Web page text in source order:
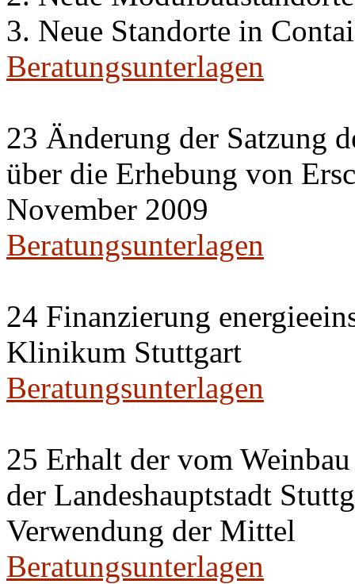
3. Neue Standorte in
Beratungsunterlagen
23 Änderung der Satzung
über die Erhebung von
November 2009
Beratungsunterlagen
24 Finanzierung
Klinikum Stuttgart
Beratungsunterlagen
25 Erhalt der vom
der Landeshauptstadt
Verwendung der Mittel
Beratungsunterlagen